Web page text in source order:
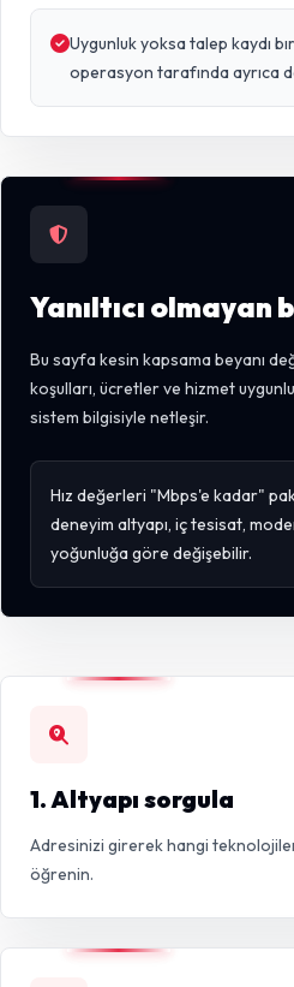
Uygunluk yoksa talep kaydı
operasyon tarafında ayrıca
Yanıltıcı olmayan
Bu sayfa kesin kapsama beyanı
koşulları, ücretler ve hizmet
sistem bilgisiyle netleşir.
Hız değerleri "Mbps'e kadar"
deneyim altyapı, iç tesisat,
yoğunluğa göre değişebilir.
1. Altyapı sorgula
Adresinizi girerek hangi
öğrenin.